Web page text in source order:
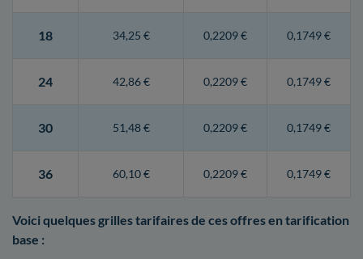
18 34,25 € 0,2209 € 0,1749 €
24 42,86 € 0,2209 € 0,1749 €
30 51,48 € 0,2209 € 0,1749 €
36 60,10 € 0,2209 € 0,1749 €
Voici quelques grilles tarifaires de ces offres en tarification
base :